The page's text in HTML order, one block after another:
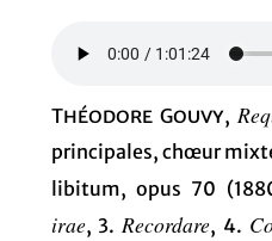
Théodore Gouvy,
principales, chœur
libitum, opus 70
irae, 3.Recordare, 4.